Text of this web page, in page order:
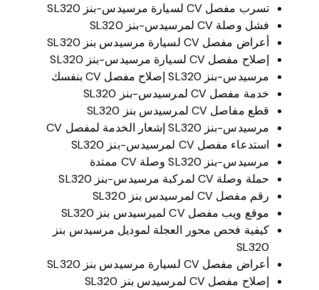
تسرب مفصل CV لسيارة مرسيدس-بنز SL320
فشل وصلة CV لمرسيدس-بنز SL320
أعراض مفصل CV لسيارة مرسيدس بنز SL320
إصلاح مفصل CV لسيارة مرسيدس-بنز SL320
مرسيدس-بنز SL320 إصلاح مفصل CV بنفسك
خدمة مفصل CV لمرسيدس-بنز SL320
قطع مفاصل CV لمرسيدس بنز SL320
مرسيدس-بنز SL320 إشعار الخدمة لمفصل CV
استدعاء مفصل CV لمرسيدس-بنز SL320
مرسيدس-بنز SL320 وصلة CV ممتدة
حملة وصلة CV لمركبة مرسيدس-بنز SL320
رقم مفصل CV لمرسيدس بنز SL320
موقع ويب مفصل CV لميرسيدس بنز SL320
كيفية فحص محور العجلة لموديل مرسيدس بنز
SL320
أعراض مفصل CV لسيارة مرسيدس بنز SL320
إصلاح مفصل CV لمرسيدس بنز SL320